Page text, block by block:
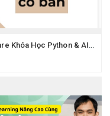
Share Khóa Học Python & AI Cơ Bản Cùng Việt Nguyễn Ai